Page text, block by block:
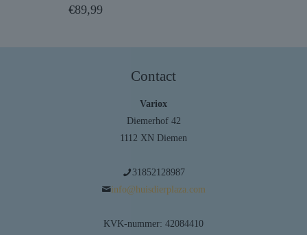
€89,99
Contact
Variox
Diemerhof 42
1112 XN Diemen
31852128987
info@huisdierplaza.com
KVK-nummer: 42084410